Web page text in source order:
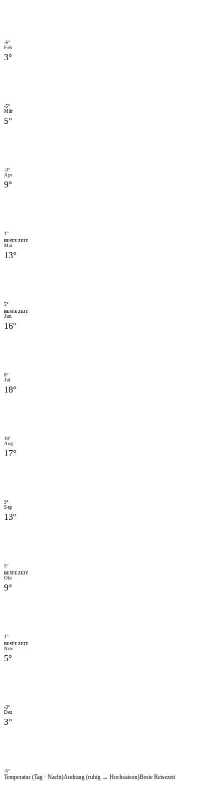
-6°
Feb
3°
-5°
Mär
5°
-3°
Apr
9°
1 °
BESTE ZEIT
Mai
13°
5°
BESTE ZEIT
Jun
16°
8°
Jul
18°
10°
Aug
17°
9°
Sep
13°
5°
BESTE ZEIT
Okt
9°
1 °
BESTE ZEIT
Nov
5°
-3°
Dez
3°
-5°
Temperatur (Tag · Nacht)Andrang (ruhig → Hochsaison)Beste Reisezeit